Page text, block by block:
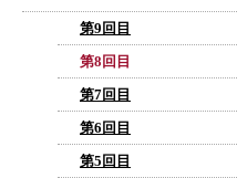
第9回目
第8回目
第7回目
第6回目
第5回目